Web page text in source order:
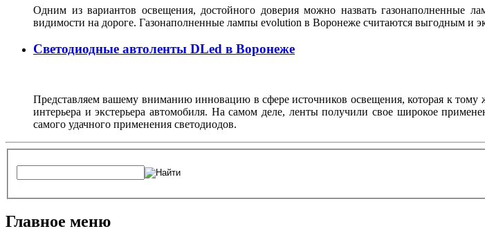
Одним из вариантов освещения, достойного доверия можно назвать газонаполненные
видимости на дороге. Газонаполненные лампы evolution в Воронеже считаются выгодным и
Светодиодные автоленты DLed в Воронеже
Представляем вашему вниманию инновацию в сфере источников освещения, которая к тому
интерьера и экстерьера автомобиля. На самом деле, ленты получили свое широкое
самого удачного применения светодиодов.
Главное меню